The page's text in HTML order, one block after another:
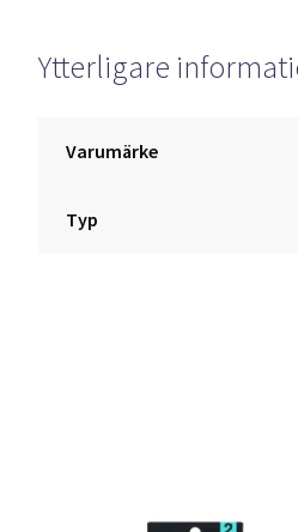
Ytterligare
Varumärke
Typ